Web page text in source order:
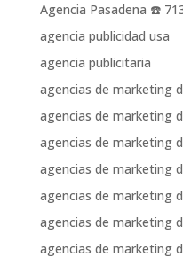
Agencia Pasadena ☎️
agencia publicidad usa
agencia publicitaria
agencias de marketing
agencias de marketing
agencias de marketing
agencias de marketing
agencias de marketing
agencias de marketing
agencias de marketing